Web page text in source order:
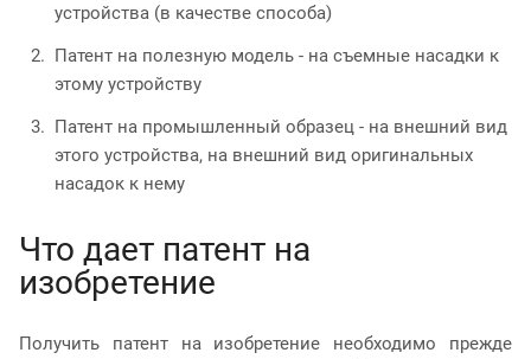
устройства (в качестве способа)
Патент на полезную модель - на съемные насадки к
этому устройству
Патент на промышленный образец - на внешний вид
этого устройства, на внешний вид оригинальных
насадок к нему
Что дает патент на
изобретение
Получить патент на изобретение необходимо прежде